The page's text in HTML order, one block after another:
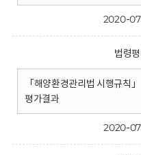
2020-
법령
「해양환경관리법 시행규칙
평가결과
2020-